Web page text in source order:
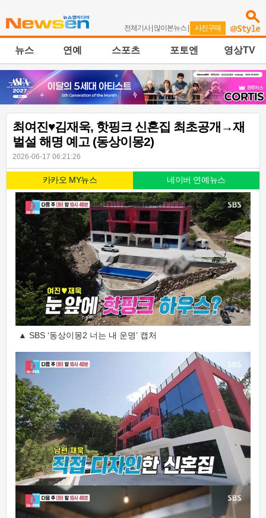
전체기사| 많이본뉴스 | 사진구매
뉴스 연예 스포츠 포토엔 영상TV
최여진♥김재욱, 핫핑크 신혼집 최초공개→재
벌설 해명 예고 (동상이몽2)
2026-06-17 06:21:26
카카오 MY뉴스 네이버 연예뉴스
▲ SBS ‘동상이몽2 너는 내 운명’ 캡처